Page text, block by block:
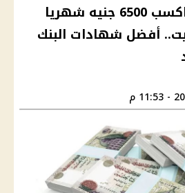
استثمر فلوسك واكسب 6500 جنيه شهريا
أفضل شهادات البنك